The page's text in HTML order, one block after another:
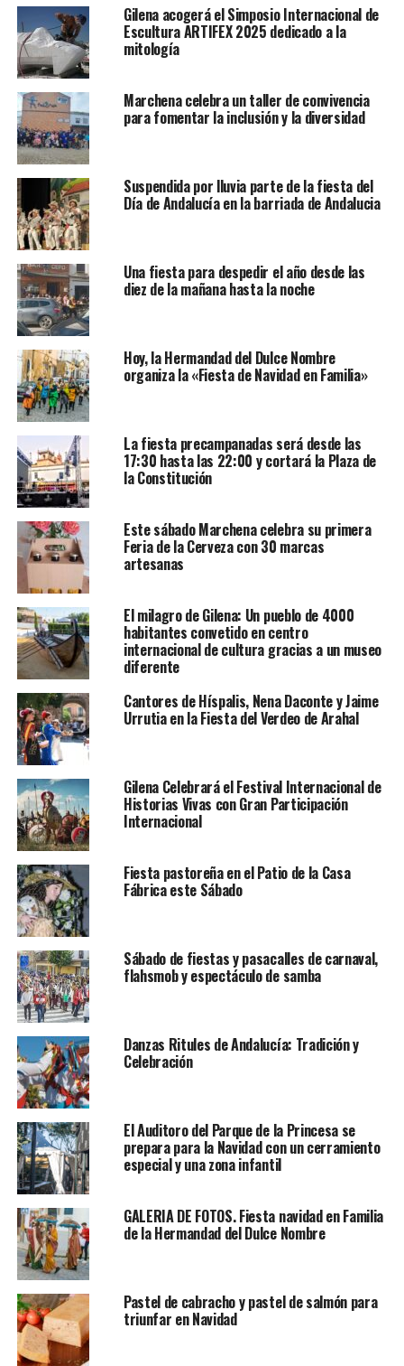
Gilena acogerá el Simposio Internacional de
Escultura ARTIFEX 2025 dedicado a la
mitología
Marchena celebra un taller de convivencia
para fomentar la inclusión y la diversidad
Suspendida por lluvia parte de la fiesta del
Día de Andalucía en la barriada de Andalucia
Una fiesta para despedir el año desde las
diez de la mañana hasta la noche
Hoy, la Hermandad del Dulce Nombre
organiza la «Fiesta de Navidad en Familia»
La fiesta precampanadas será desde las
17:30 hasta las 22:00 y cortará la Plaza de
la Constitución
Este sábado Marchena celebra su primera
Feria de la Cerveza con 30 marcas
artesanas
El milagro de Gilena: Un pueblo de 4000
habitantes convetido en centro
internacional de cultura gracias a un museo
diferente
Cantores de Híspalis, Nena Daconte y Jaime
Urrutia en la Fiesta del Verdeo de Arahal
Gilena Celebrará el Festival Internacional de
Historias Vivas con Gran Participación
Internacional
Fiesta pastoreña en el Patio de la Casa
Fábrica este Sábado
Sábado de fiestas y pasacalles de carnaval,
flahsmob y espectáculo de samba
Danzas Ritules de Andalucía: Tradición y
Celebración
El Auditoro del Parque de la Princesa se
prepara para la Navidad con un cerramiento
especial y una zona infantil
GALERIA DE FOTOS. Fiesta navidad en Familia
de la Hermandad del Dulce Nombre
Pastel de cabracho y pastel de salmón para
triunfar en Navidad